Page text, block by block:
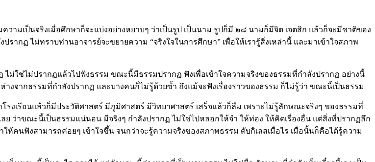
ามเป็นจริงเมื่อศึกษาก็จะแบ่งอย่างหยาบๆ ว่าเป็นรูป เป็นนาม รูปก็มี ๒๘ นามก็มีจิต เจตสิก แล้วก็จะมีชาติของ
ากฏ ไม่ทราบท่านอาจารย์จะขยายความ “จริงใจในการศึกษา” เพื่อให้เรารู้สิ่งเหล่านี้ และมาเข้าใจสภาพ
ไม่ใช่ไม่ปรากฏแล้วไปฟังธรรม ขณะนี้มีธรรมปรากฏ ฟังเพื่อเข้าใจความจริงของธรรมที่กำลังปรากฏ อย่างนี้
งจากธรรมที่กำลังปรากฏ และบางคนก็ไม่รู้ด้วยซ้ำ ถึงแม้จะฟังเรื่องราวของธรรม ก็ไม่รู้ว่า ขณะนี้เป็นธรรม
รงเรียนแล้วก็มีประวัติศาสตร์ มีภูมิศาสตร์ มีวิทยาศาสตร์ เสร็จแล้วก็ลืม เพราะไม่รู้ลักษณะจริงๆ ของธรรมที่
ว่าขณะนี้เป็นธรรมแน่นอน มีจริงๆ กำลังปรากฏ ไม่ใช่ไปหลอกให้จำ ให้ท่อง ให้คิดเรื่องอื่น แต่สิ่งที่ปรากฏลึก
คนฟังสามารถค่อยๆ เข้าใจขึ้น จนกว่าจะรู้ความจริงของสภาพธรรม ดับกิเลสเมื่อไร เมื่อนั้นก็คือได้รู้ความ